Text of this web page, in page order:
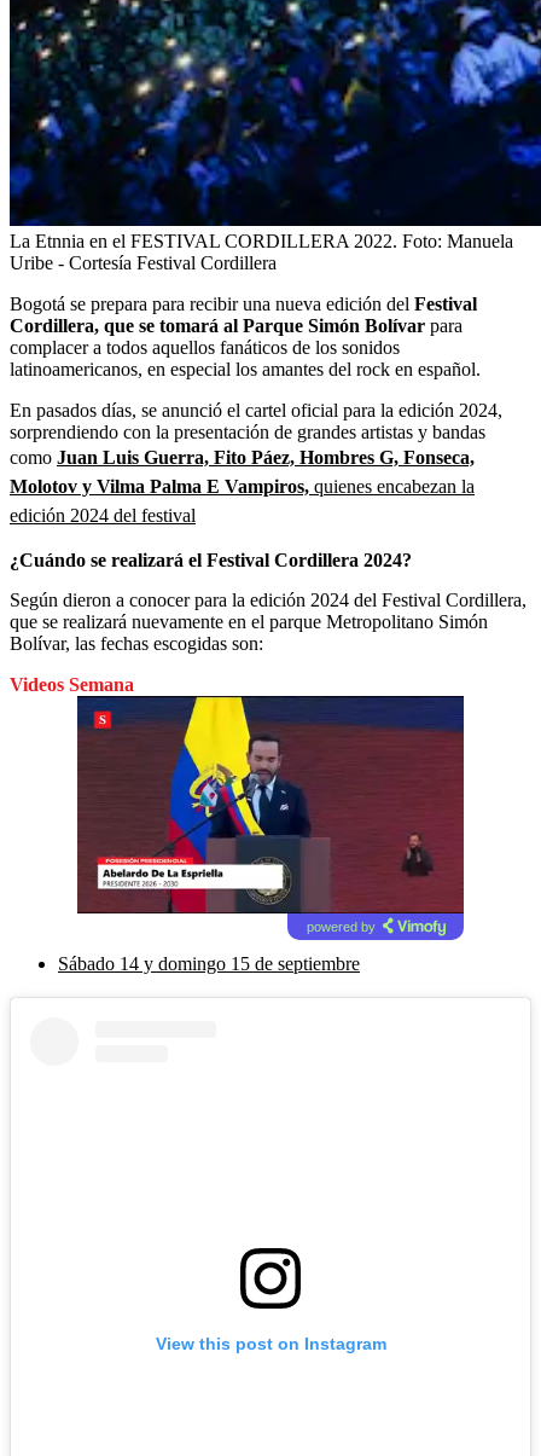
La Etnnia en el FESTIVAL CORDILLERA 2022. Foto: Manuela
Uribe - Cortesía Festival Cordillera
Bogotá se prepara para recibir una nueva edición del Festival
Cordillera, que se tomará al Parque Simón Bolívar para
complacer a todos aquellos fanáticos de los sonidos
latinoamericanos, en especial los amantes del rock en español.
En pasados días, se anunció el cartel oficial para la edición 2024,
sorprendiendo con la presentación de grandes artistas y bandas
como Juan Luis Guerra, Fito Páez, Hombres G, Fonseca,
Molotov y Vilma Palma E Vampiros, quienes encabezan la
edición 2024 del festival
¿Cuándo se realizará el Festival Cordillera 2024?
Según dieron a conocer para la edición 2024 del Festival Cordillera,
que se realizará nuevamente en el parque Metropolitano Simón
Bolívar, las fechas escogidas son:
Videos Semana
powered by
Sábado 14 y domingo 15 de septiembre
View this post on Instagram